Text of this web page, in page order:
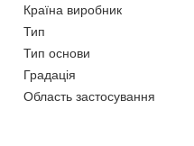
Країна виробник
Тип
Тип основи
Градація
Область застосування